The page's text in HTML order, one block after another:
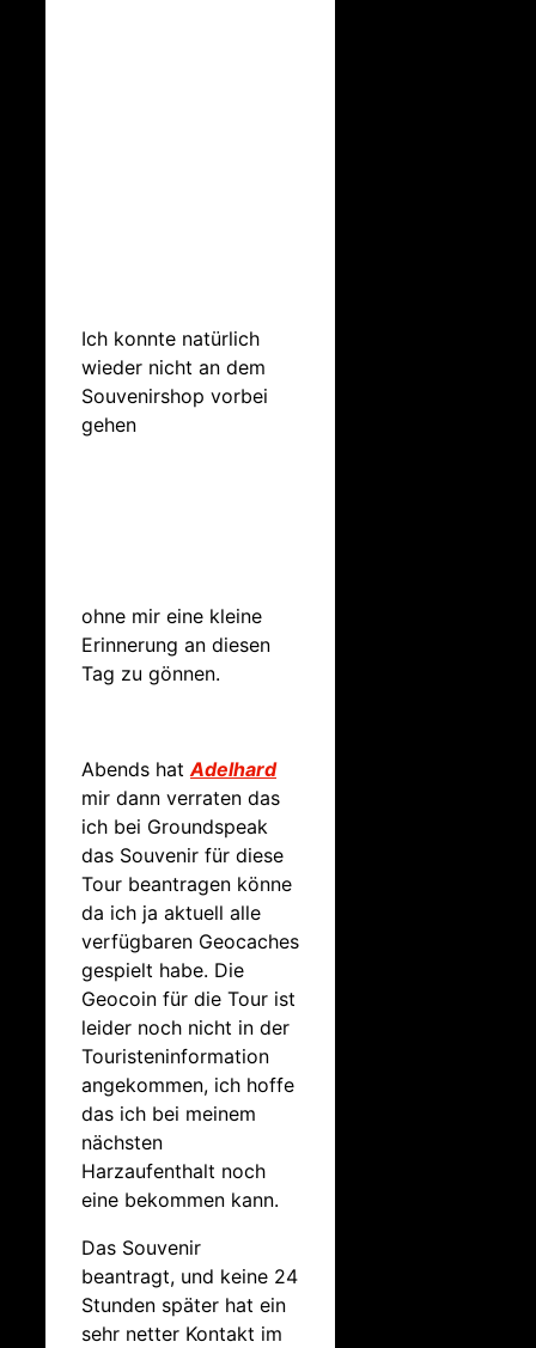
Ich konnte natürlich
wieder nicht an dem
Souvenirshop vorbei
gehen
ohne mir eine kleine
Erinnerung an diesen
Tag zu gönnen.
Abends hat Adelhard
mir dann verraten das
ich bei Groundspeak
das Souvenir für diese
Tour beantragen könne
da ich ja aktuell alle
verfügbaren Geocaches
gespielt habe. Die
Geocoin für die Tour ist
leider noch nicht in der
Touristeninformation
angekommen, ich hoffe
das ich bei meinem
nächsten
Harzaufenthalt noch
eine bekommen kann.
Das Souvenir
beantragt, und keine 24
Stunden später hat ein
sehr netter Kontakt im